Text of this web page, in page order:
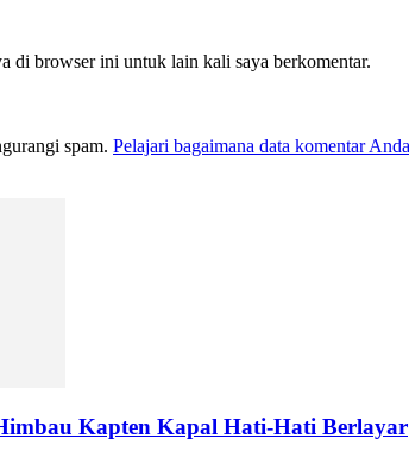
di browser ini untuk lain kali saya berkomentar.
spam. Pelajari bagaimana data komentar
Kapten Kapal Hati-Hati Berlayar